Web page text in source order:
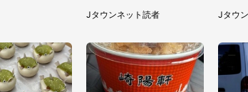
Jタウンネット読者
然、
県・
Jタウ